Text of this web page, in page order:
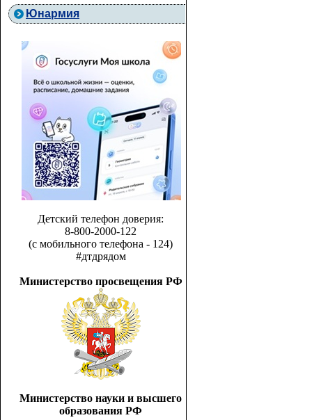
Юнармия
Детский телефон доверия:
8-800-2000-122
(с мобильного телефона - 124)
#дтдрядом
Министерство просвещения РФ
Министерство науки и высшего
образования РФ